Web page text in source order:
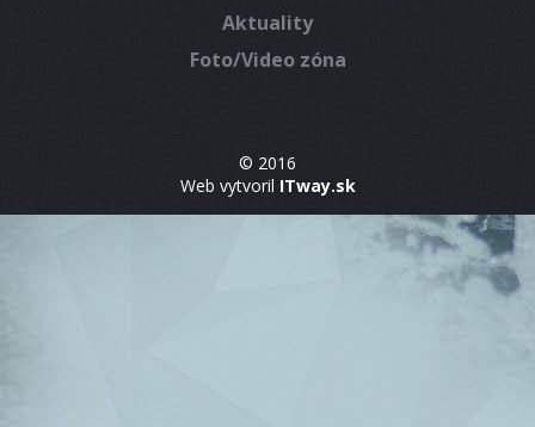
Aktuality
Foto/Video zóna
© 2016
Web vytvoril ITway.sk